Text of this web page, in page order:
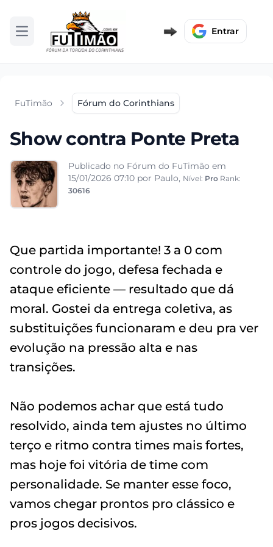
Abrir menu Entrar
FuTimão Fórum do Corinthians
Show contra Ponte Preta
Publicado no Fórum do FuTimão em
15/01/2026 07:10 por Paulo, Nível: Pro Rank:
30616
Que partida importante! 3 a 0 com
controle do jogo, defesa fechada e
ataque eficiente — resultado que dá
moral. Gostei da entrega coletiva, as
substituições funcionaram e deu pra ver
evolução na pressão alta e nas
transições.
Não podemos achar que está tudo
resolvido, ainda tem ajustes no último
terço e ritmo contra times mais fortes,
mas hoje foi vitória de time com
personalidade. Se manter esse foco,
vamos chegar prontos pro clássico e
pros jogos decisivos.